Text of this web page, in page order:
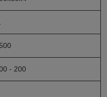
- 200